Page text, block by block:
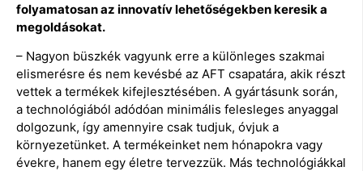
folyamatosan az innovatív lehetőségekben keresik a
megoldásokat.
– Nagyon büszkék vagyunk erre a különleges szakmai
elismerésre és nem kevésbé az AFT csapatára, akik részt
vettek a termékek kifejlesztésében. A gyártásunk során,
a technológiából adódóan minimális felesleges anyaggal
dolgozunk, így amennyire csak tudjuk, óvjuk a
környezetünket. A termékeinket nem hónapokra vagy
évekre, hanem egy életre tervezzük. Más technológiákkal